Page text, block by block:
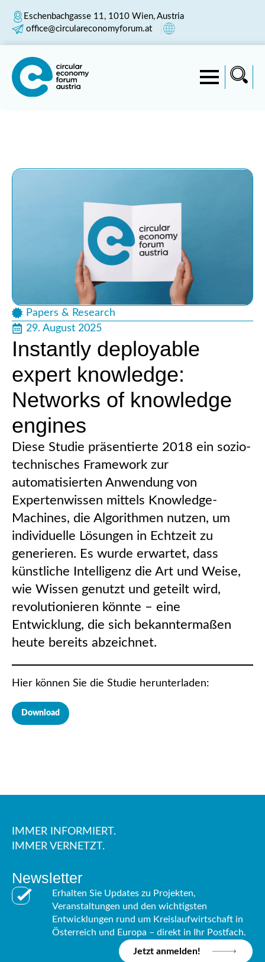
Eschenbachgasse 11, 1010 Wien, Austria
office@circulareconomyforum.at
Papers & Research
29. August 2025
Instantly deployable
expert knowledge:
Networks of knowledge
engines
Diese Studie präsentierte 2018 ein sozio-
technisches Framework zur
automatisierten Anwendung von
Expertenwissen mittels Knowledge-
Machines, die Algorithmen nutzen, um
individuelle Lösungen in Echtzeit zu
generieren. Es wurde erwartet, dass
künstliche Intelligenz die Art und Weise,
wie Wissen genutzt und geteilt wird,
revolutionieren könnte – eine
Entwicklung, die sich bekanntermaßen
heute bereits abzeichnet.
Hier können Sie die Studie herunterladen:
Download
IMMER INFORMIERT.
IMMER VERNETZT.
Newsletter
Erhalten Sie Updates zu Projekten,
Veranstaltungen und den wichtigsten
Entwicklungen rund um Kreislaufwirtschaft in
Österreich und Europa – direkt in Ihr Postfach.
Jetzt anmelden!